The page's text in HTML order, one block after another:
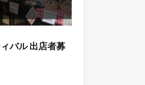
バル 出店者募